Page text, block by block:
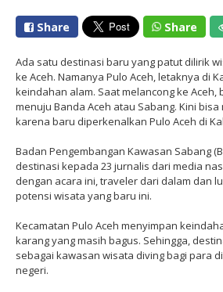
Share Share
Ada satu destinasi baru yang patut dilirik
ke Aceh. Namanya Pulo Aceh, letaknya di
keindahan alam. Saat melancong ke
menuju Banda Aceh atau Sabang. Kini
karena baru diperkenalkan Pulo Aceh di
Badan Pengembangan Kawasan Sabang
destinasi kepada 23 jurnalis dari media
dengan acara ini, traveler dari dalam dan
potensi wisata yang baru ini.
Kecamatan Pulo Aceh menyimpan
karang yang masih bagus. Sehingga,
sebagai kawasan wisata diving bagi para
negeri.